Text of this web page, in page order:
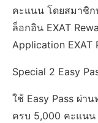
คะแนน โดยสมาชิก
ล็อกอิน EXAT
Application EXAT
Special 2 Easy
ใช้ Easy Pass ผ่า
ครบ 5,000 คะแนน